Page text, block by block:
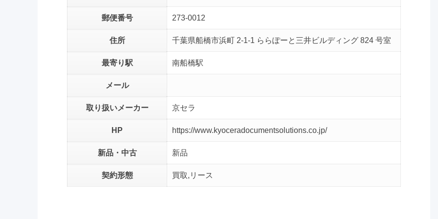
郵便番号 273-0012
住所 千葉県船橋市浜町 2-1-1 ららぽーと三井ビルディング 824 号室
最寄り駅 南船橋駅
メール
取り扱いメーカー 京セラ
HP https://www.kyoceradocumentsolutions.co.jp/
新品・中古 新品
契約形態 買取,リース